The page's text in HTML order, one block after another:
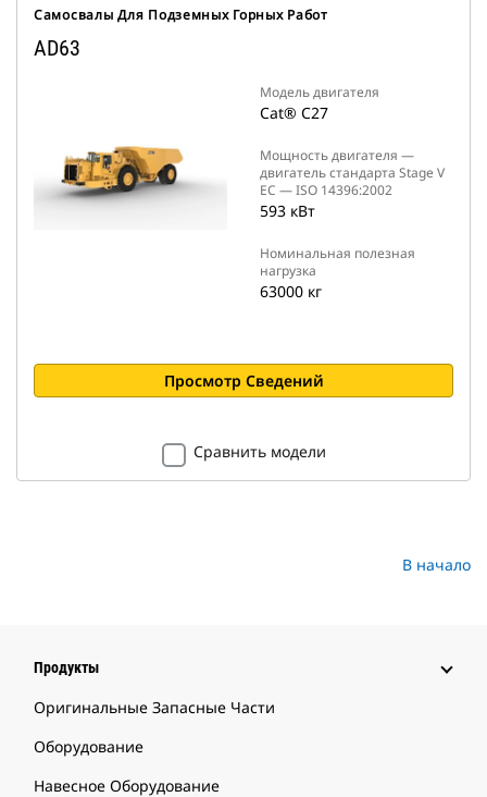
Самосвалы Для Подземных Горных Работ
AD63
Модель двигателя
Cat® C27
Мощность двигателя —
двигатель стандарта Stage V
ЕС — ISO 14396:2002
593 кВт
Номинальная полезная
нагрузка
63000 кг
Просмотр Сведений
Сравнить модели
В начало
Продукты
Оригинальные Запасные Части
Оборудование
Навесное Оборудование